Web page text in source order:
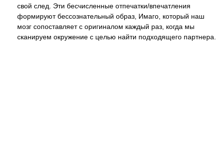
свой след. Эти бесчисленные отпечатки/впечатления
формируют бессознательный образ, Имаго, который наш
мозг сопоставляет с оригиналом каждый раз, когда мы
сканируем окружение с целью найти подходящего партнера.